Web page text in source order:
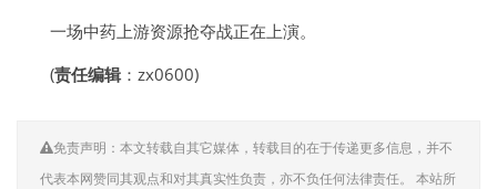
一场中药上游资源抢夺战正在上演。
(责任编辑：zx0600)
免责声明：本文转载自其它媒体，转载目的在于传递更多信息，并不
代表本网赞同其观点和对其真实性负责，亦不负任何法律责任。 本站所